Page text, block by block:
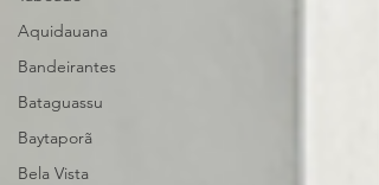
Aquidauana
Bandeirantes
Bataguassu
Baytaporã
Bela Vista